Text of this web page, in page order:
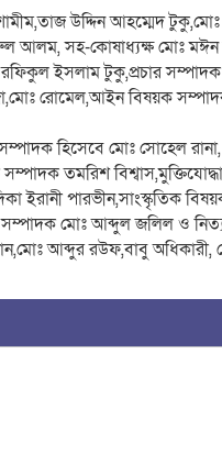
উদ্দিন আহম্মেদ
আলম, সহ-কোষাধ্যক্ষ মোঃ
ইসলাম টুকু,প্রচার
রোমেল,আইন বিষয়ক
হিসেবে মোঃ সোহেল
সম্পাদক তমরিশ
ইরানী পারভীন,সাংস্কৃতিক
মোঃ আব্দুল জলিল ও
আব্দুর রউফ,বাবু